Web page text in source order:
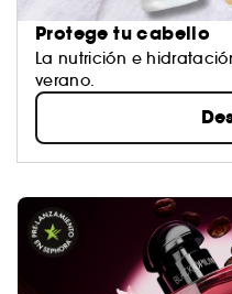
Protege tu cabello
La nutrición e
verano.​